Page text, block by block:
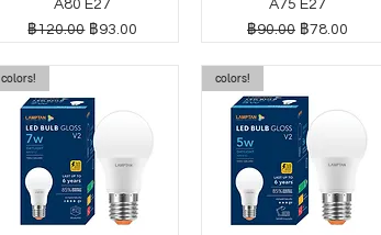
A80 E27
ราคาปกติ
฿120.00 ราคาขายลด
฿93.00
A75 E27
ราคาปกติ
฿90.00 ราคาขายลด
฿78.00
colors! colors!